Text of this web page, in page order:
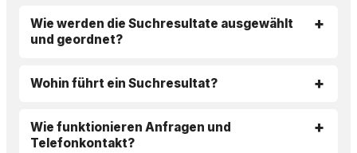
Wie werden die Suchresultate ausgewählt
und geordnet?
Wohin führt ein Suchresultat?
Wie funktionieren Anfragen und
Telefonkontakt?